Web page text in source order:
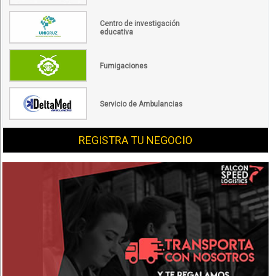
Centro de investigación
educativa
Fumigaciones
Servicio de Ambulancias
REGISTRA TU NEGOCIO